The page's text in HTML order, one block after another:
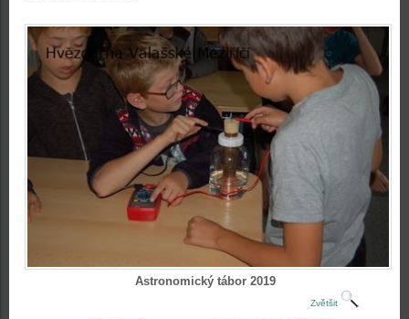
Astronomický tábor 2019
Zvětšit